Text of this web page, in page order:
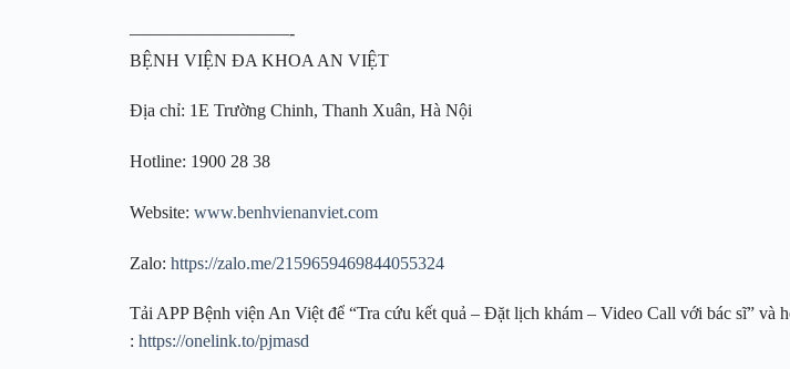
—————————-
BỆNH VIỆN ĐA KHOA AN VIỆT
Địa chỉ: 1E Trường Chinh, Thanh Xuân, Hà Nội
Hotline: 1900 28 38
Website: www.benhvienanviet.com
Zalo: https://zalo.me/2159659469844055324
Tải APP Bệnh viện An Việt để “Tra cứu kết quả – Đặt lịch khám – Video Call với bác sĩ” và
: https://onelink.to/pjmasd